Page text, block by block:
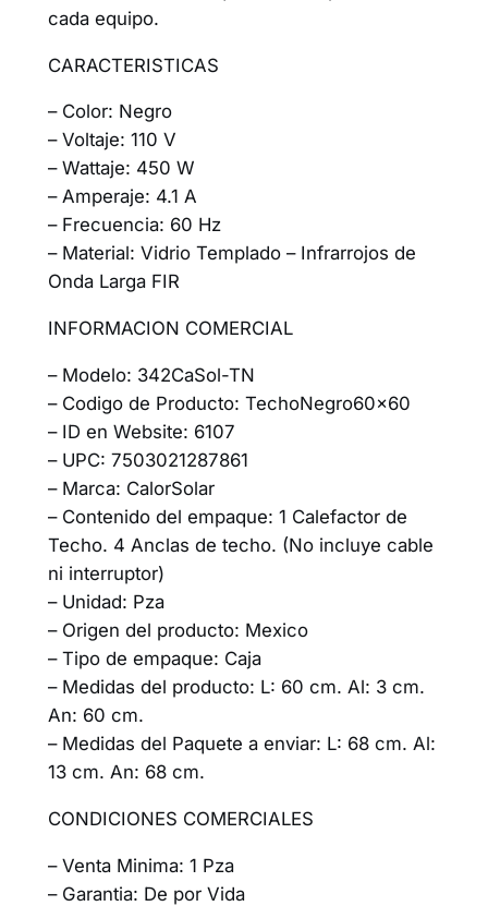
cada equipo.
CARACTERISTICAS
– Color: Negro
– Voltaje: 110 V
– Wattaje: 450 W
– Amperaje: 4.1 A
– Frecuencia: 60 Hz
– Material: Vidrio Templado – Infrarrojos de
Onda Larga FIR
INFORMACION COMERCIAL
– Modelo: 342CaSol-TN
– Codigo de Producto: TechoNegro60x60
– ID en Website: 6107
– UPC: 7503021287861
– Marca: CalorSolar
– Contenido del empaque: 1 Calefactor de
Techo. 4 Anclas de techo. (No incluye cable
ni interruptor)
– Unidad: Pza
– Origen del producto: Mexico
– Tipo de empaque: Caja
– Medidas del producto: L: 60 cm. Al: 3 cm.
An: 60 cm.
– Medidas del Paquete a enviar: L: 68 cm. Al:
13 cm. An: 68 cm.
CONDICIONES COMERCIALES
– Venta Minima: 1 Pza
– Garantia: De por Vida